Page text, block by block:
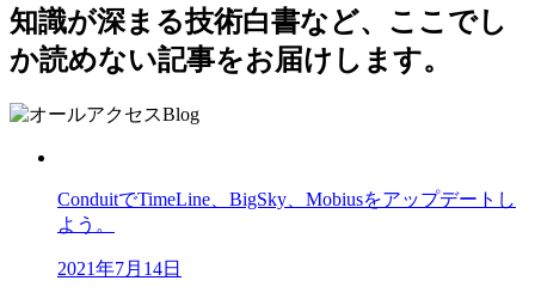
知識が深まる技術白書など、ここでし
か読めない記事をお届けします。
ConduitでTimeLine、BigSky、Mobiusをアップデートし
よう。
2021年7月14日